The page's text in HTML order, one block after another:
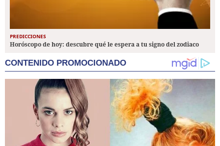
PREDICCIONES
Horóscopo de hoy: descubre qué le espera a tu signo del zodiaco
CONTENIDO PROMOCIONADO